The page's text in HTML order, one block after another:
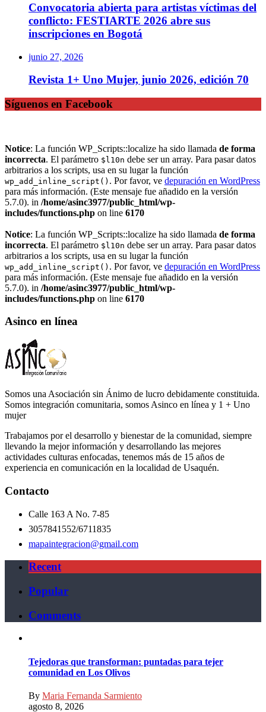
Convocatoria abierta para artistas víctimas del
conflicto: FESTIARTE 2026 abre sus
inscripciones en Bogotá
junio 27, 2026
Revista 1+ Uno Mujer, junio 2026, edición 70
Síguenos en Facebook
Notice: La función WP_Scripts::localize ha sido llamada de forma
incorrecta. El parámetro $l10n debe ser un array. Para pasar datos
arbitrarios a los scripts, usa en su lugar la función
wp_add_inline_script() . Por favor, ve depuración en WordPress
para más información. (Este mensaje fue añadido en la versión
5.7.0). in /home/asinc3977/public_html/wp-
includes/functions.php on line 6170
Notice: La función WP_Scripts::localize ha sido llamada de forma
incorrecta. El parámetro $l10n debe ser un array. Para pasar datos
arbitrarios a los scripts, usa en su lugar la función
wp_add_inline_script() . Por favor, ve depuración en WordPress
para más información. (Este mensaje fue añadido en la versión
5.7.0). in /home/asinc3977/public_html/wp-
includes/functions.php on line 6170
Asinco en línea
Somos una Asociación sin Ánimo de lucro debidamente constituida.
Somos integración comunitaria, somos Asinco en línea y 1 + Uno
mujer
Trabajamos por el desarrollo y bienestar de la comunidad, siempre
llevando la mejor información y desarrollando las mejores
actividades culturas enfocadas, tenemos más de 15 años de
experiencia en comunicación en la localidad de Usaquén.
Contacto
Calle 163 A No. 7-85
3057841552/6711835
mapaintegracion@gmail.com
Recent
Popular
Comments
Tejedoras que transforman: puntadas para tejer
comunidad en Los Olivos
By Maria Fernanda Sarmiento
agosto 8, 2026